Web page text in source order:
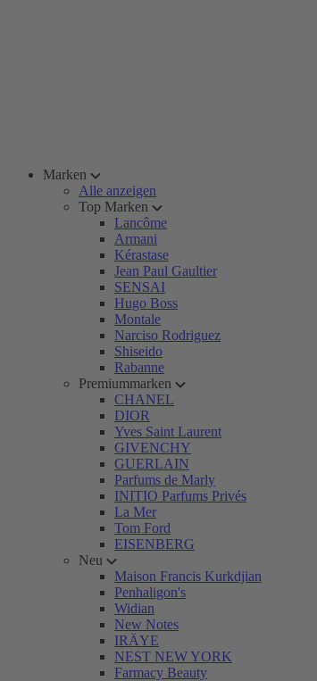
Marken
Alle anzeigen
Top Marken
Lancôme
Armani
Kérastase
Jean Paul Gaultier
SENSAI
Hugo Boss
Montale
Narciso Rodriguez
Shiseido
Rabanne
Premiummarken
CHANEL
DIOR
Yves Saint Laurent
GIVENCHY
GUERLAIN
Parfums de Marly
INITIO Parfums Privés
La Mer
Tom Ford
EISENBERG
Neu
Maison Francis Kurkdjian
Penhaligon's
Widian
New Notes
IRÄYE
NEST NEW YORK
Farmacy Beauty